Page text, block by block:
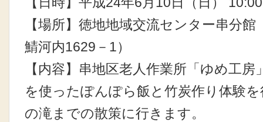
【場所】徳地地域交流センター串分
鯖河内1629－1）
【内容】串地区老人作業所「ゆめ工
を使ったぽんぽら飯と竹炭作り体験
の滝までの散策に行きます。